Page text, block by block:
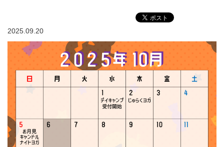
2025.09.20